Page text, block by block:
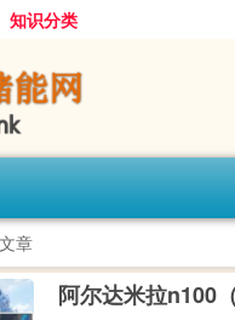
知识分类
章
阿尔达米拉n100